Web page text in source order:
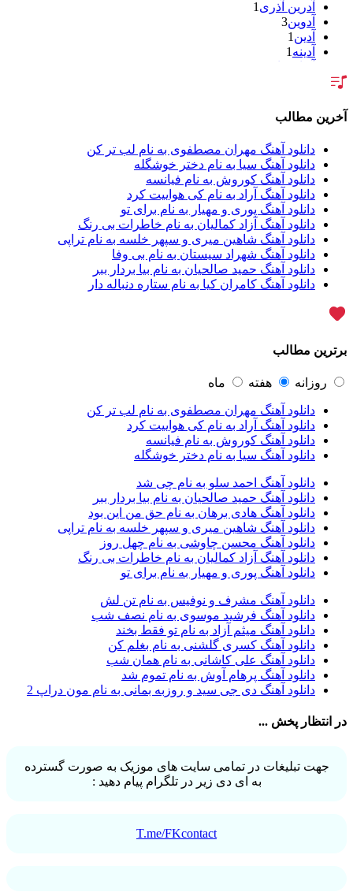
آدرین آذری 1
آدوین3
آدین 1
آدینه 1
آراد عباسی
آراز
آراز آرا
آراز المان2
آراز نصیری1
آراکو1
آراکوم3
آران2
آران براتی1
آران براتی و ایمان حمیدی1
آران، مُوِرس و وینتِرس1
آرپژ1
آرتا1
آرتان گادلی
آرتين شاهوران1
آرتین1
آرتین بهادری 12
آرتین سلیمانی1
آردا1
آرسام سالار1
آرسین2
آرش AP1
آرش AP و مسیح
29
آرش آج1
آرش آرام1
آرش ای پی2
آرش تشکری
آرش جلالی و آقا فرا1
آرش حسینی1
آرش خان احمدی1
آرش داوری1
آرش رادان1
آرش رستمى1
آرش شعبانی2
آرش عنقا1
آرش قیصر خواه1
آرش قیصرخواه 2
آخرین مطالب
دانلود آهنگ مهران مصطفوی به نام لب تر کن
دانلود آهنگ سیا به نام دختر خوشگله
دانلود آهنگ کوروش به نام فیانسه
دانلود آهنگ آراد به نام کی هواییت کرد
دانلود آهنگ پوری و مهیار به نام برای تو
دانلود آهنگ آزاد کمالیان به نام خاطرات بی رنگ
دانلود آهنگ شاهین میری و سپهر خلسه به نام تراپی
دانلود آهنگ شهراد سیستان به نام بی وفا
دانلود آهنگ حمید صالحیان به نام بیا بردار ببر
دانلود آهنگ کامران کیا به نام ستاره دنباله دار
برترین مطالب
روزانه هفته ماه
دانلود آهنگ مهران مصطفوی به نام لب تر کن
دانلود آهنگ آراد به نام کی هواییت کرد
دانلود آهنگ کوروش به نام فیانسه
دانلود آهنگ سیا به نام دختر خوشگله
دانلود آهنگ احمد سلو به نام چی شد
دانلود آهنگ حمید صالحیان به نام بیا بردار ببر
دانلود آهنگ هادی برهان به نام حق من این بود
دانلود آهنگ شاهین میری و سپهر خلسه به نام تراپی
دانلود آهنگ محسن چاوشی به نام چهل روز
دانلود آهنگ آزاد کمالیان به نام خاطرات بی رنگ
دانلود آهنگ پوری و مهیار به نام برای تو
دانلود آهنگ مشرف و نوفیس به نام تن لش
دانلود آهنگ فرشید موسوی به نام نصف شب
دانلود آهنگ میثم آزاد به نام تو فقط بخند
دانلود آهنگ کسری گلشنی به نام بغلم کن
دانلود آهنگ علی کاشانی به نام همان شب
دانلود آهنگ پرهام آوش به نام تموم شد
دانلود آهنگ دی جی سید و روزبه بمانی به نام مون دراپ 2
در انتظار پخش ...
جهت تبلیغات در تمامی سایت های موزیک به صورت گسترده
به ای دی زیر در تلگرام پیام دهید :
T.me/FKcontact